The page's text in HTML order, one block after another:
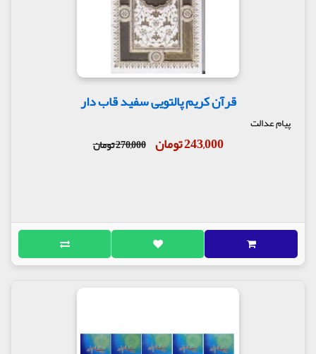
قرآن کریم پالتویی سفید قاب دار
پیام عدالت
243,000 تومان 270,000 تومان